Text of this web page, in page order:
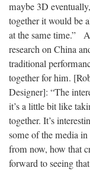
maybe 3D
together it would be
at the same time.”
research on China
traditional
together for him.
Designer]: “The
it’s a little bit like
together. It’s
some of the media in
from now, how that
forward to seeing